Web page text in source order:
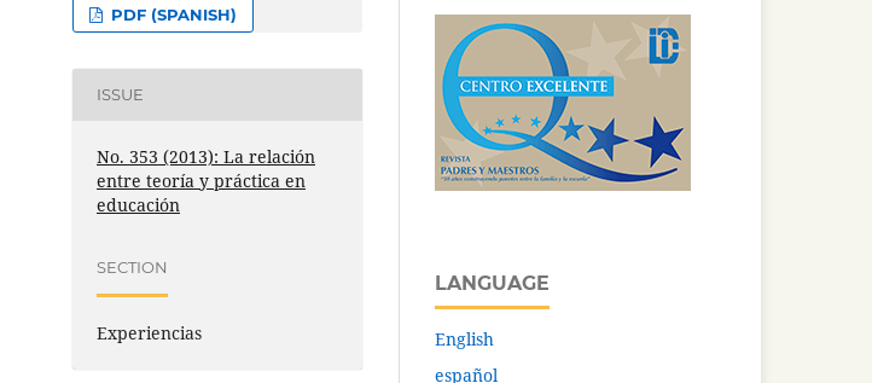
PDF (SPANISH)
ISSUE
No. 353 (2013): La relación
entre teoría y práctica en
educación
SECTION
Experiencias
LANGUAGE
English
español